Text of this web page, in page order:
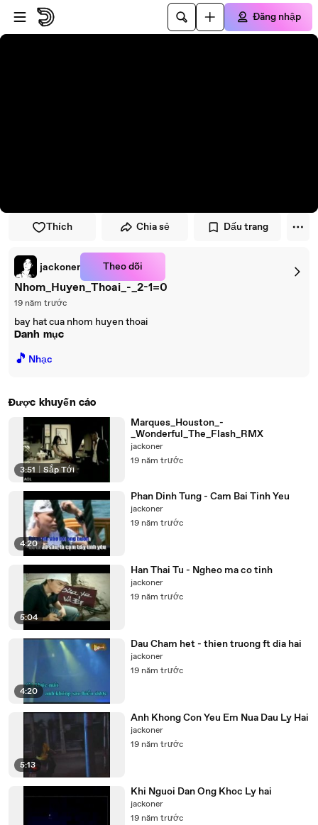
Đi đến trình phát
Đi đến nội dung chính
Đăng nhập
Thích Chia sẻ Dấu trang
jackoner Theo dõi
Nhom_Huyen_Thoai_-_2-1=0
19 năm trước
bay hat cua nhom huyen thoai
Danh mục
🎵 Nhạc
Được khuyến cáo
3:51 Sắp Tới
Marques_Houston_-
_Wonderful_The_Flash_RMX
jackoner
19 năm trước
4:20
Phan Dinh Tung - Cam Bai Tinh Yeu
jackoner
19 năm trước
5:04
Han Thai Tu - Ngheo ma co tinh
jackoner
19 năm trước
4:20
Dau Cham het - thien truong ft dia hai
jackoner
19 năm trước
5:13
Anh Khong Con Yeu Em Nua Dau Ly Hai
jackoner
19 năm trước
Khi Nguoi Dan Ong Khoc Ly hai
jackoner
19 năm trước